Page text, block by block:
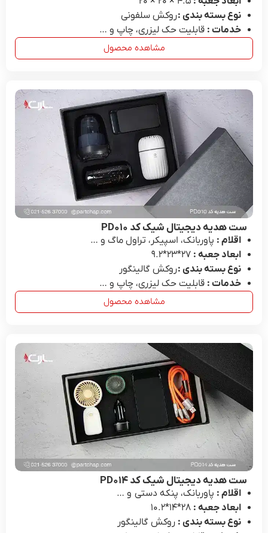
نوع بسته بندی :روکش سلفونی
خدمات : قابلیت حک لیزری، چاپ و …
مشاهده محصول
ست هدیه دیجیتال شیک کد PD۰۱۰
اقلام : پاوربانک، اسپیکر، تراول ماگ و …
ابعاد جعبه :
نوع بسته بندی :روکش گالینگور
خدمات : قابلیت حک لیزری، چاپ و …
مشاهده محصول
ست هدیه دیجیتال شیک کد PD۰۱۴
اقلام : پاوربانک، پنکه دستی و …
ابعاد جعبه :
نوع بسته بندی : روکش گالینگور